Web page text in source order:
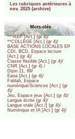
Les rubriques antérieures à
nov. 2025 (archive)
Mots-clés
***REP [Act.] (gr 4)/
**COLLEGE [Act.] (gr 4)/
BASE ACTIONS LOCALES EP
CDI, BCD, Espace lecture
[Act.] (gr 4)/
Classe flexible [Act.] (gr 4)/
CNR [Act.] (gr 4) /
Dijon 21, 89/
Eana [Act.] (gr 4)/
Fablab, Espace
numérique/Sciences [Act.] (gr
4)/
Jeu, Espace jeux [Act.] (gr 4)/
Langue écrite (gr 4)/
Langue orale [Act./] (gr 4)/
Numérique et IA [Act.] (gr 4)/